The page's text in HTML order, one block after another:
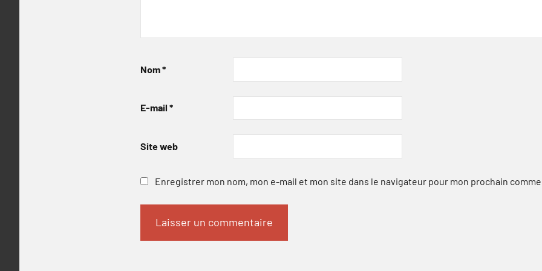
Nom*
E-mail *
Site web
Enregistrer mon nom, mon e-mail et mon site dans le navigateur pour mon prochain